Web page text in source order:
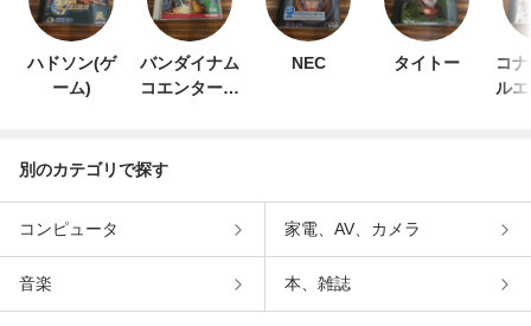
ハドソン(ゲ
ーム)
バンダイナム
コエンターテ
NEC タイトー
コ
ル
別のカテゴリで探す
コンピュータ 家電、AV、カメラ
音楽 本、雑誌